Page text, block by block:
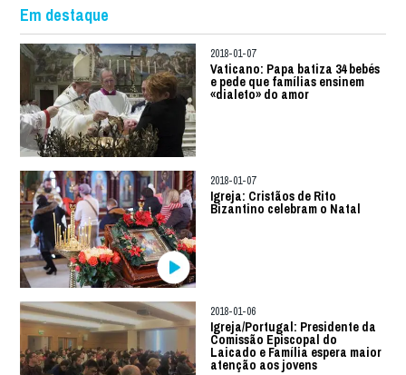
Em destaque
2018-01-07
Vaticano: Papa batiza 34 bebés
e pede que famílias ensinem
«dialeto» do amor
2018-01-07
Igreja: Cristãos de Rito
Bizantino celebram o Natal
2018-01-06
Igreja/Portugal: Presidente da
Comissão Episcopal do
Laicado e Família espera maior
atenção aos jovens